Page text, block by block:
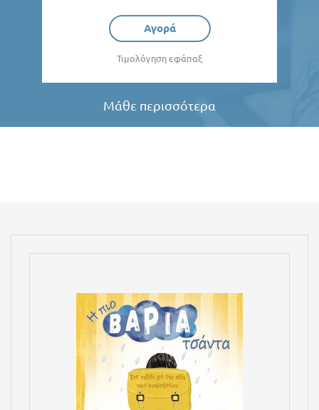
Αγορά
Τιμολόγηση εφάπαξ
Μάθε περισσότερα